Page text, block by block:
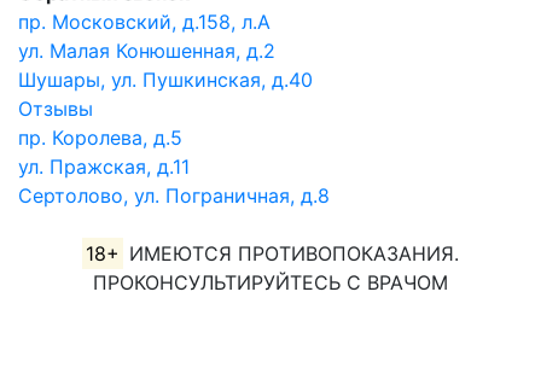
пр. Московский, д.158, л.А
ул. Малая Конюшенная, д.2
Шушары, ул. Пушкинская, д.40
Отзывы
пр. Королева, д.5
ул. Пражская, д.11
Сертолово, ул. Пограничная, д.8
18+ ИМЕЮТСЯ ПРОТИВОПОКАЗАНИЯ.
ПРОКОНСУЛЬТИРУЙТЕСЬ С ВРАЧОМ